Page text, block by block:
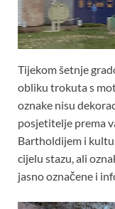
Tijekom šetnje
obliku trokuta s
oznake nisu
posjetitelje prema
Bartholdijem i
cijelu stazu, ali
jasno označene i